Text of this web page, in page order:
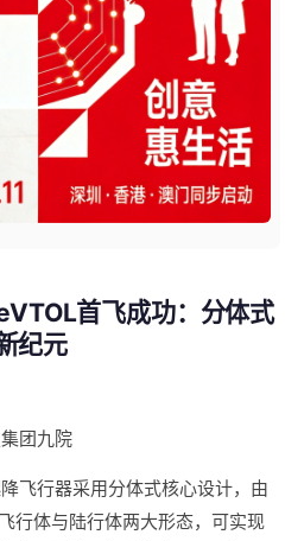
首飞成功：分体式
纪元
团九院
飞行器采用分体式核心设计，由
行体与陆行体两大形态，可实现